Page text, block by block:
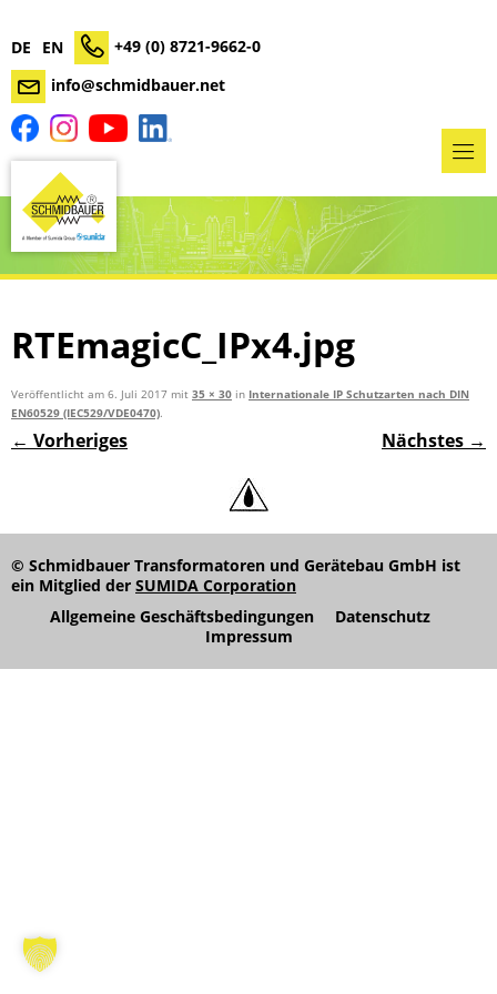
DE EN
+49 (0) 8721-9662-0
info@schmidbauer.net
RTEmagicC_IPx4.jpg
Veröffentlicht am 6. Juli 2017 mit 35 × 30 in Internationale IP Schutzarten nach DIN
EN60529 (IEC529/VDE0470).
← Vorheriges Nächstes →
© Schmidbauer Transformatoren und Gerätebau GmbH ist
ein Mitglied der SUMIDA Corporation
Allgemeine Geschäftsbedingungen
Datenschutz
Impressum